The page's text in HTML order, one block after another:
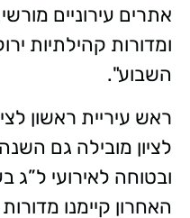
אתרים עירוניים
ומדורות קהילתיות
השבוע".
ראש עיריית ראשון
לציון מובילה גם
ובטוחה לאירועי ל”ג
האחרון קיימנו